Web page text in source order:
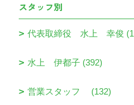
スタッフ別
代表取締役 水上 幸俊
水上 伊都子 (392)
営業スタッフ (132)